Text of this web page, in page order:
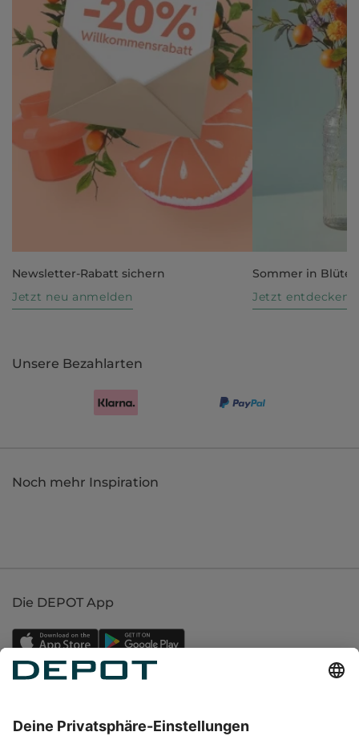
Newsletter-Rabatt sichern
Jetzt neu anmelden
Sommer in Blüte
Jetzt entdecken
Unsere Bezahlarten
Noch mehr Inspiration
Die DEPOT App